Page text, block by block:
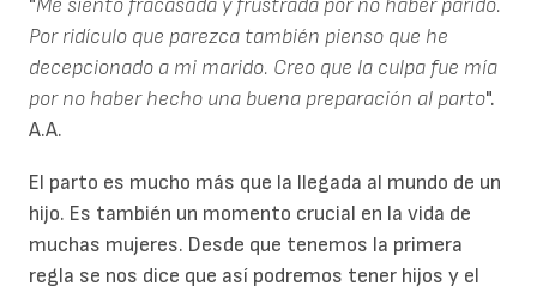
"Me siento fracasada y frustrada por no haber parido.
Por ridículo que parezca también pienso que he
decepcionado a mi marido. Creo que la culpa fue mía
por no haber hecho una buena preparación al parto".
A.A.
El parto es mucho más que la llegada al mundo de un
hijo. Es también un momento crucial en la vida de
muchas mujeres. Desde que tenemos la primera
regla se nos dice que así podremos tener hijos y el